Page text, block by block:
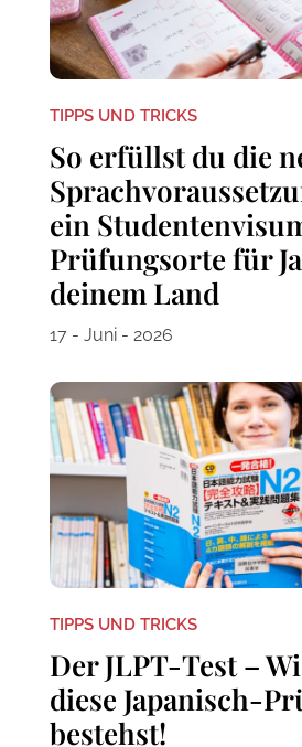
TIPPS UND TRICKS
So erfüllst du die
ein
Prüfungsorte für
deinem Land
17 - Juni - 2026
TIPPS UND TRICKS
Der JLPT-Test –
diese Japanisch-
bestehst!